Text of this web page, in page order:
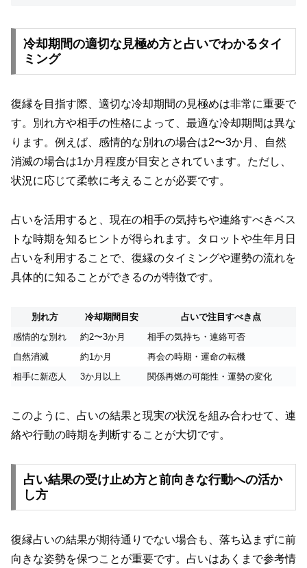
冷却期間の適切な見極め方と占いでわかるタイ
ミング
復縁を目指す際、適切な冷却期間の見極めは非常に重要で
す。別れ方や相手の性格によって、最適な冷却期間は異な
ります。例えば、感情的な別れの場合は2〜3か月、自然
消滅の場合は1か月程度が目安とされています。ただし、
状況に応じて柔軟に考えることが必要です。
占いを活用すると、現在の相手の気持ちや連絡すべきベス
トな時期を知るヒントが得られます。タロットや生年月日
占いを利用することで、復縁のタイミングや運勢の流れを
具体的に知ることができるのが特徴です。
別れ方 冷却期間目安
占いで注目すべき点
感情的な別れ
約2〜3か月
相手の気持ち・連絡可否
自然消滅
約1か月
再会の時期・運命の転機
相手に新恋人
3か月以上 関係再燃の可能性・運勢の変化
このように、占いの結果と現実の状況を組み合わせて、連
絡や行動の時期を判断することが大切です。
占い結果の受け止め方と前向きな行動への活か
し方
復縁占いの結果が期待通りでない場合も、落ち込まずに前
向きな姿勢を保つことが重要です。占いはあくまで参考情